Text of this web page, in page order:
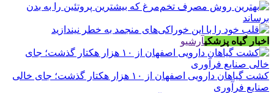
اخبار گیاه پزشکیآرشیو
کشت گیاهان دارویی اصفهان از ۱۰ هزار هکتار گذشت؛ جای خالی
صنایع فرآوری